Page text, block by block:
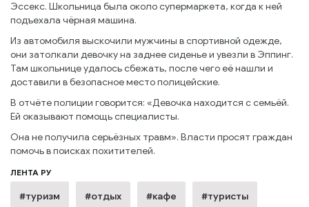
Эссекс. Школьница была около супермаркета, когда к ней
подъехала чёрная машина.
Из автомобиля выскочили мужчины в спортивной одежде,
они затолкали девочку на заднее сиденье и увезли в Эппинг.
Там школьнице удалось сбежать, после чего её нашли и
доставили в безопасное место полицейские.
В отчёте полиции говорится: «Девочка находится с семьёй.
Ей оказывают помощь специалисты.
Она не получила серьёзных травм». Власти просят граждан
помочь в поисках похитителей.
ЛЕНТА РУ
#туризм #отдых #кафе #туристы